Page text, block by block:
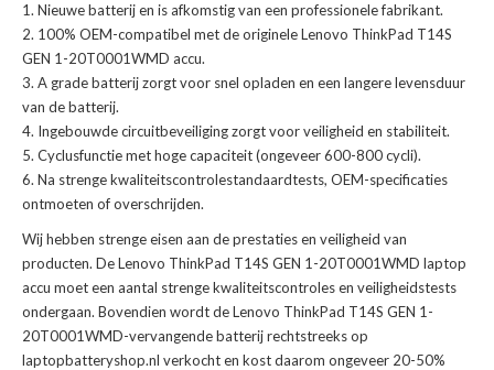
Nieuwe batterij en is afkomstig van een professionele fabrikant.
100% OEM-compatibel met deoriginele Lenovo ThinkPad T14S
GEN 1-20T0001WMD accu.
A grade batterij zorgt voor snel opladen en een langere levensduur
van de batterij.
Ingebouwde circuitbeveiliging zorgt voor veiligheid en stabiliteit.
Cyclusfunctie met hoge capaciteit (ongeveer 600-800 cycli).
Na strenge kwaliteitscontrolestandaardtests, OEM-specificaties
ontmoeten of overschrijden.
Wij hebben strenge eisen aan de prestaties en veiligheid van
producten. DeLenovo ThinkPad T14S GEN 1-20T0001WMD laptop
accu moet een aantal strenge kwaliteitscontroles en veiligheidstests
ondergaan. Bovendien wordt deLenovo ThinkPad T14S GEN 1-
20T0001WMD-vervangende batterijrechtstreeks op
laptopbatteryshop.nl verkocht en kost daarom ongeveer 20-50%